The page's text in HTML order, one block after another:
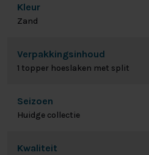
Kleur
Zand
Verpakkingsinhoud
1 topper hoeslaken met split
Seizoen
Huidge collectie
Kwaliteit